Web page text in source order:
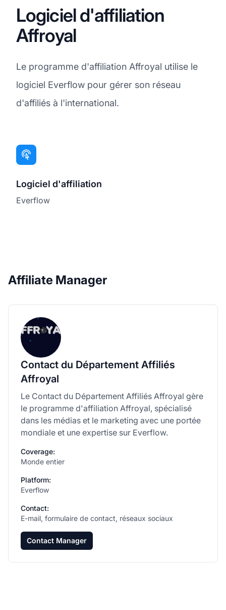
Logiciel d'affiliation
Affroyal
Le programme d'affiliation Affroyal utilise le
logiciel Everflow pour gérer son réseau
d'affiliés à l'international.
Logiciel d'affiliation
Everflow
Affiliate Manager
Contact du Département Affiliés
Affroyal
Le Contact du Département Affiliés Affroyal gère
le programme d'affiliation Affroyal, spécialisé
dans les médias et le marketing avec une portée
mondiale et une expertise sur Everflow.
Coverage:
Monde entier
Platform:
Everflow
Contact:
E-mail, formulaire de contact, réseaux sociaux
Contact Manager